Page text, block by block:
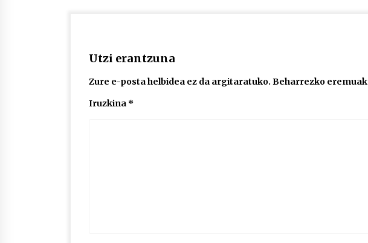
Utzi erantzuna
Zure e-posta helbidea ez da argitaratuko. Beharrezko eremuak
Iruzkina *